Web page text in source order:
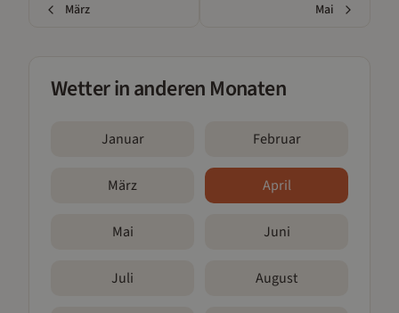
März Mai
Wetter in anderen Monaten
Januar Februar
März April
Mai Juni
Juli August